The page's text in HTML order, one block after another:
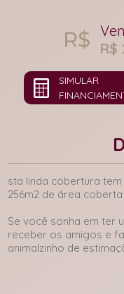
R$
SIMULAR
sta linda cobertura
256m2 de área
Se você sonha em ter
receber os amigos e
animalzinho de